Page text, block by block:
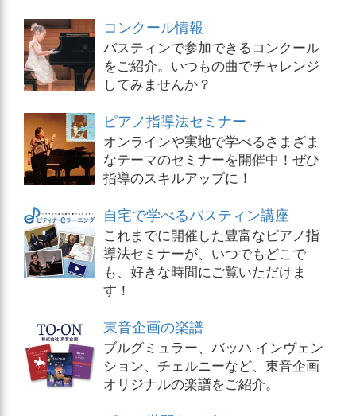
コンクール情報
バスティンで参加できるコンクール
をご紹介。いつもの曲でチャレンジ
してみませんか？
ピアノ指導法セミナー
オンラインや実地で学べるさまざま
なテーマのセミナーを開催中！ぜひ
指導のスキルアップに！
自宅で学べるバスティン講座
これまでに開催した豊富なピアノ指
導法セミナーが、いつでもどこで
も、好きな時間にご覧いただけま
す！
東音企画の楽譜
ブルグミュラー、バッハ インヴェン
ション、チェルニーなど、東音企画
オリジナルの楽譜をご紹介。